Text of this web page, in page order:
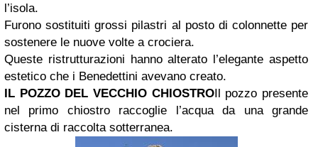
l’isola.
Furono sostituiti grossi pilastri al posto di colonnette per
sostenere le nuove volte a crociera.
Queste ristrutturazioni hanno alterato l’elegante aspetto
estetico che i Benedettini avevano creato.
IL POZZO DEL VECCHIO CHIOSTROIl pozzo presente
nel primo chiostro raccoglie l’acqua da una grande
cisterna di raccolta sotterranea.